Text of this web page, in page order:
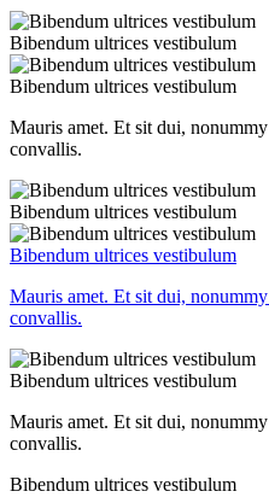
Bibendum ultrices vestibulum
Bibendum ultrices vestibulum
Mauris amet. Et sit dui,
convallis.
Bibendum ultrices vestibulum
Bibendum ultrices vestibulum
Mauris amet. Et sit dui,
convallis.
Bibendum ultrices vestibulum
Mauris amet. Et sit dui,
convallis.
Bibendum ultrices vestibulum